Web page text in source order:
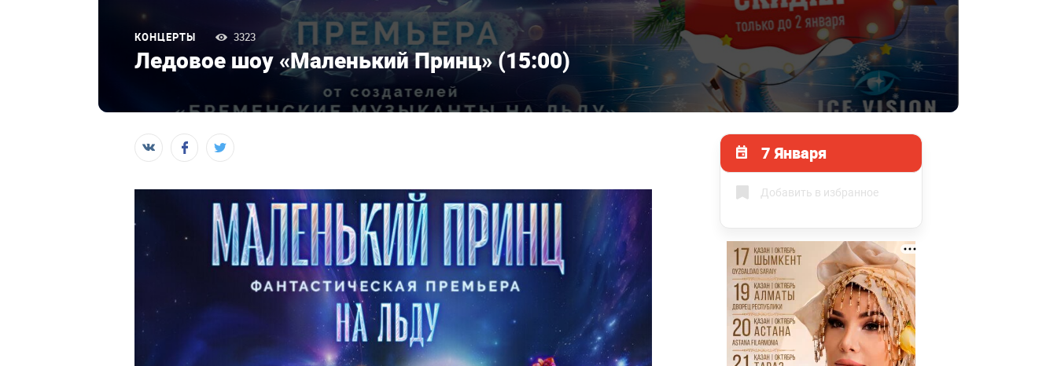
КОНЦЕРТЫ 3323
Ледовое шоу «Маленький Принц» (15:00)
7 Января
Добавить в избранное